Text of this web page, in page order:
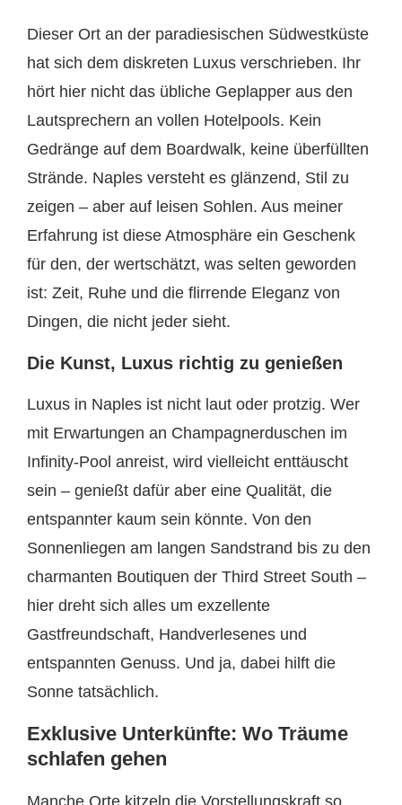
Dieser Ort an der paradiesischen Südwestküste
hat sich dem diskreten Luxus verschrieben. Ihr
hört hier nicht das übliche Geplapper aus den
Lautsprechern an vollen Hotelpools. Kein
Gedränge auf dem Boardwalk, keine überfüllten
Strände. Naples versteht es glänzend, Stil zu
zeigen – aber auf leisen Sohlen. Aus meiner
Erfahrung ist diese Atmosphäre ein Geschenk
für den, der wertschätzt, was selten geworden
ist: Zeit, Ruhe und die flirrende Eleganz von
Dingen, die nicht jeder sieht.
Die Kunst, Luxus richtig zu genießen
Luxus in Naples ist nicht laut oder protzig. Wer
mit Erwartungen an Champagnerduschen im
Infinity-Pool anreist, wird vielleicht enttäuscht
sein – genießt dafür aber eine Qualität, die
entspannter kaum sein könnte. Von den
Sonnenliegen am langen Sandstrand bis zu den
charmanten Boutiquen der Third Street South –
hier dreht sich alles um exzellente
Gastfreundschaft, Handverlesenes und
entspannten Genuss. Und ja, dabei hilft die
Sonne tatsächlich.
Exklusive Unterkünfte: Wo Träume
schlafen gehen
Manche Orte kitzeln die Vorstellungskraft so